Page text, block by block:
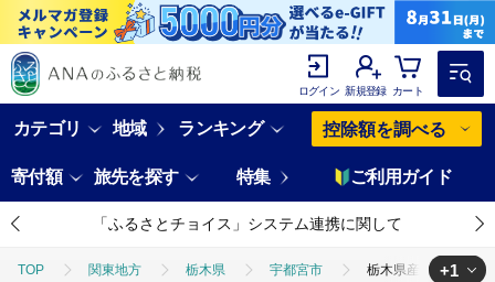
ログイン 新規登録 カート
カテゴリ 地域 ランキング 控除額を調べる
寄付額 旅先を探す 特集 ご利用ガイド
「ふるさとチョイス」システム連携に関して
TOP 関東地方 栃木県 宇都宮市 栃木県産JAうつのみ
+1